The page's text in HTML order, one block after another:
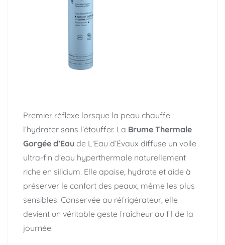
Premier réflexe lorsque la peau chauffe :
l’hydrater sans l’étouffer. La Brume Thermale
Gorgée d’Eau de L’Eau d’Évaux diffuse un voile
ultra-fin d’eau hyperthermale naturellement
riche en silicium. Elle apaise, hydrate et aide à
préserver le confort des peaux, même les plus
sensibles. Conservée au réfrigérateur, elle
devient un véritable geste fraîcheur au fil de la
journée.